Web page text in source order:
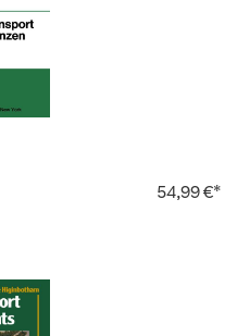
54,99 €*